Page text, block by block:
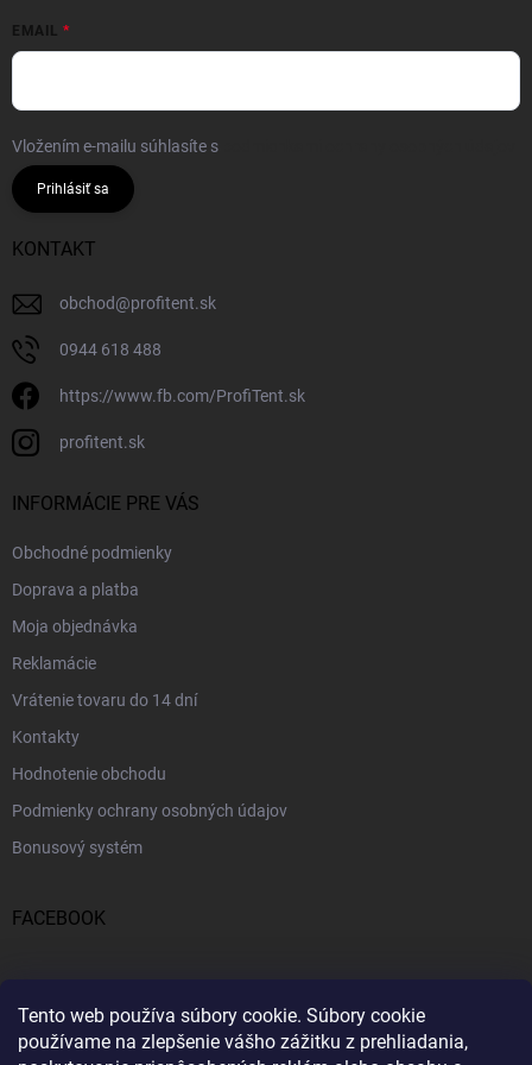
Tento web používa súbory cookie. Súbory cookie
používame na zlepšenie vášho zážitku z prehliadania,
EMAIL
Vložením e-mailu súhlasíte s
Prihlásiť sa
KONTAKT
obchod@profitent.sk
0944 618 488
https://www.fb.com/ProfiTent.sk
profitent.sk
INFORMÁCIE PRE VÁS
Obchodné podmienky
Doprava a platba
Moja objednávka
Reklamácie
Vrátenie tovaru do 14 dní
Kontakty
Hodnotenie obchodu
Podmienky ochrany osobných údajov
Bonusový systém
FACEBOOK
PRIJÍMAME ONLINE PLATBY